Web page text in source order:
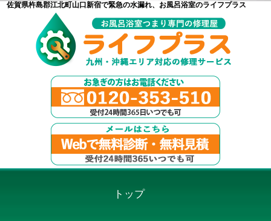
佐賀県杵島郡江北町山口新宿で緊急の水漏れ、お風呂浴室のライフプラス
トップ